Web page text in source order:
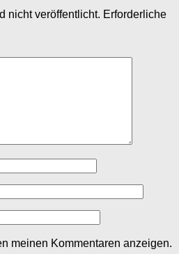
nicht veröffentlicht. Erforderliche
meinen Kommentaren anzeigen.